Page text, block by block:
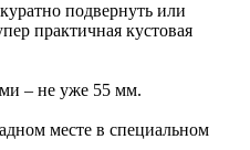
подвернуть или
практичная кустовая
– не уже 55 мм.
месте в специальном